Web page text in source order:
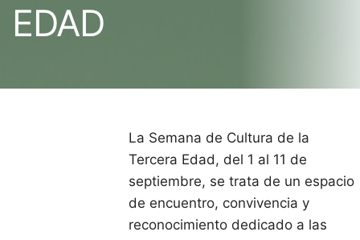
EDAD
La Semana de Cultura de la
Tercera Edad, del 1 al 11 de
septiembre, se trata de un espacio
de encuentro, convivencia y
reconocimiento dedicado a las